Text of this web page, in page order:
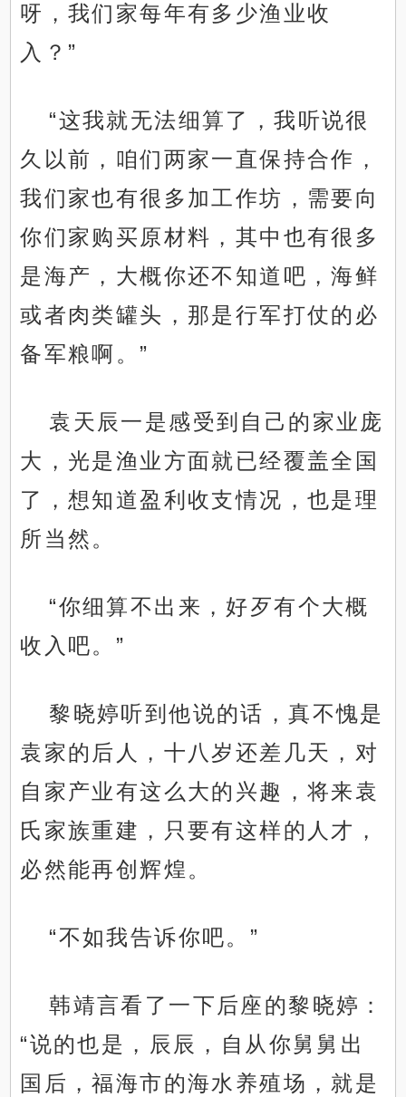
呀，我们家每年有多少渔业收
入？”
“这我就无法细算了，我听说很
久以前，咱们两家一直保持合作，
我们家也有很多加工作坊，需要向
你们家购买原材料，其中也有很多
是海产，大概你还不知道吧，海鲜
或者肉类罐头，那是行军打仗的必
备军粮啊。”
袁天辰一是感受到自己的家业庞
大，光是渔业方面就已经覆盖全国
了，想知道盈利收支情况，也是理
所当然。
“你细算不出来，好歹有个大概
收入吧。”
黎晓婷听到他说的话，真不愧是
袁家的后人，十八岁还差几天，对
自家产业有这么大的兴趣，将来袁
氏家族重建，只要有这样的人才，
必然能再创辉煌。
“不如我告诉你吧。”
韩靖言看了一下后座的黎晓婷：
“说的也是，辰辰，自从你舅舅出
国后，福海市的海水养殖场，就是